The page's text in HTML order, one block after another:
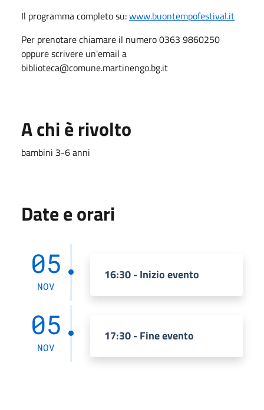
Il programma completo su:www.buontempofestival.it
Per prenotare chiamare il numero 0363 9860250
oppure scrivere un'email a
biblioteca@comune.martinengo.bg.it
A chi è rivolto
bambini 3-6 anni
Date e orari
05
NOV
16:30 - Inizio evento
05
NOV
17:30 - Fine evento